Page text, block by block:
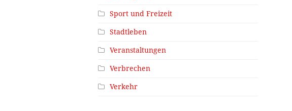
Sport und Freizeit
Stadtleben
Veranstaltungen
Verbrechen
Verkehr